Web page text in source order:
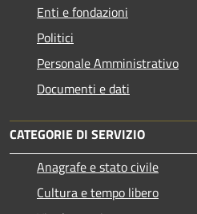
Enti e fondazioni
Politici
Personale Amministrativo
Documenti e dati
CATEGORIE DI SERVIZIO
Anagrafe e stato civile
Cultura e tempo libero